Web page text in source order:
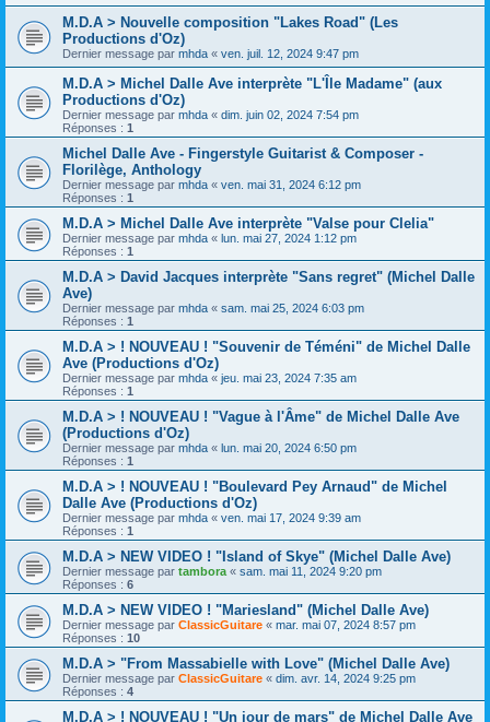
M.D.A > Nouvelle composition "Lakes Road" (Les
Productions d'Oz)
Dernier message par mhda « ven. juil. 12, 2024 9:47 pm
M.D.A > Michel Dalle Ave interprète "L'Île Madame" (aux
Productions d'Oz)
Dernier message par mhda « dim. juin 02, 2024 7:54 pm
Réponses : 1
Michel Dalle Ave - Fingerstyle Guitarist & Composer -
Florilège, Anthology
Dernier message par mhda « ven. mai 31, 2024 6:12 pm
Réponses : 1
M.D.A > Michel Dalle Ave interprète "Valse pour Clelia"
Dernier message par mhda « lun. mai 27, 2024 1:12 pm
Réponses : 1
M.D.A > David Jacques interprète "Sans regret" (Michel Dalle
Ave)
Dernier message par mhda « sam. mai 25, 2024 6:03 pm
Réponses : 1
M.D.A > ! NOUVEAU ! "Souvenir de Téméni" de Michel Dalle
Ave (Productions d'Oz)
Dernier message par mhda « jeu. mai 23, 2024 7:35 am
Réponses : 1
M.D.A > ! NOUVEAU ! "Vague à l'Âme" de Michel Dalle Ave
(Productions d'Oz)
Dernier message par mhda « lun. mai 20, 2024 6:50 pm
Réponses : 1
M.D.A > ! NOUVEAU ! "Boulevard Pey Arnaud" de Michel
Dalle Ave (Productions d'Oz)
Dernier message par mhda « ven. mai 17, 2024 9:39 am
Réponses : 1
M.D.A > NEW VIDEO ! "Island of Skye" (Michel Dalle Ave)
Dernier message par tambora « sam. mai 11, 2024 9:20 pm
Réponses : 6
M.D.A > NEW VIDEO ! "Mariesland" (Michel Dalle Ave)
Dernier message par ClassicGuitare « mar. mai 07, 2024 8:57 pm
Réponses : 10
M.D.A > "From Massabielle with Love" (Michel Dalle Ave)
Dernier message par ClassicGuitare « dim. avr. 14, 2024 9:25 pm
Réponses : 4
M.D.A > ! NOUVEAU ! "Un jour de mars" de Michel Dalle Ave